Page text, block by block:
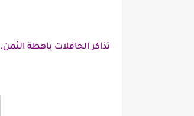
تذاكر الحافلات باهظة الثمن.